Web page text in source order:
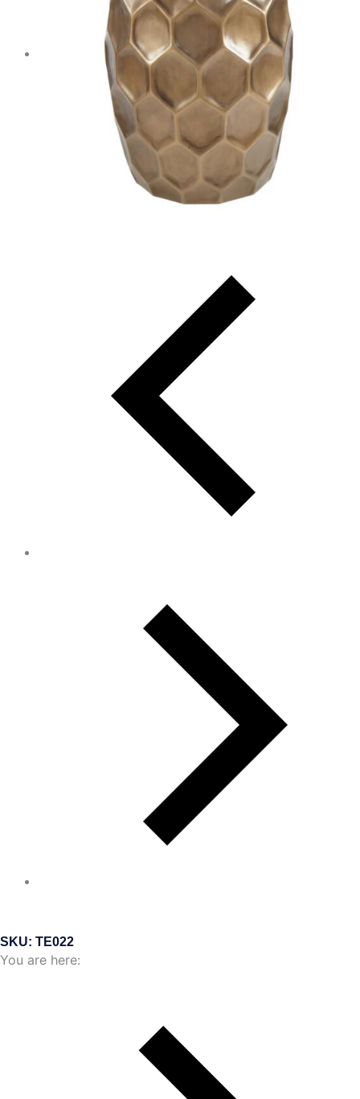
SKU: TE022
You are here: